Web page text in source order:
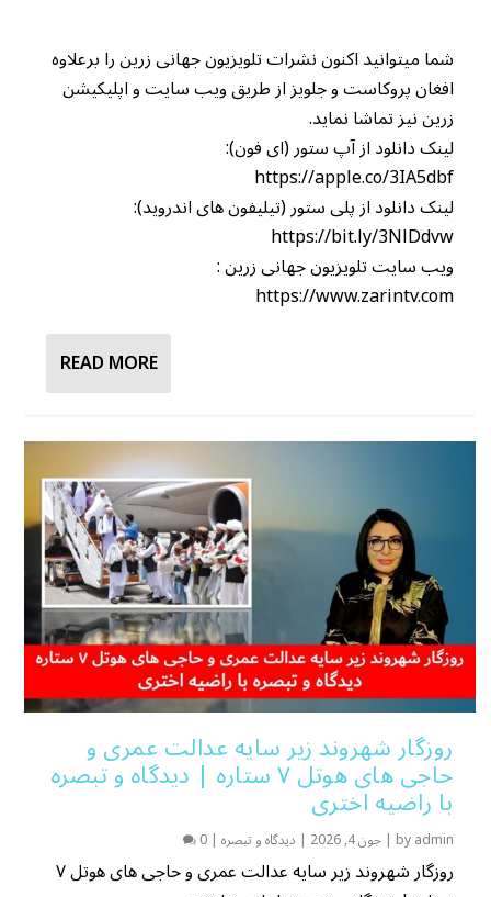
شما میتوانید اکنون نشرات تلویزیون جهانی زرین را برعلاوه
افغان پروکاست و جلویز از طریق ویب سایت و اپلیکیشن
زرین نیز تماشا نماید.
لینک دانلود از آپ ستور (ای فون):
https://apple.co/3IA5dbf
لینک دانلود از پلی ستور (تیلیفون های اندروید):
https://bit.ly/3NlDdvw
ویب سایت تلویزیون جهانی زرین :
https://www.zarintv.com
READ MORE
روزگار شهروند زیر سایه عدالت عمری و
حاجی های هوتل ۷ ستاره | دیدگاه و تبصره
با راضیه اختری
byadmin
|جون 4, 2026 | دیدگاه و تبصره |
0
روزگار شهروند زیر سایه عدالت عمری و حاجی های هوتل ۷